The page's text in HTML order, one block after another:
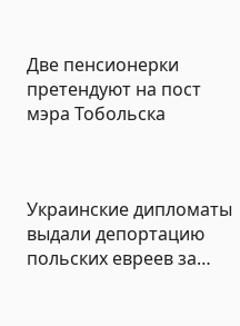
Две пенсионерки
претендуют на пост
мэра Тобольска
Украинские дипломаты
выдали депортацию
польских евреев за